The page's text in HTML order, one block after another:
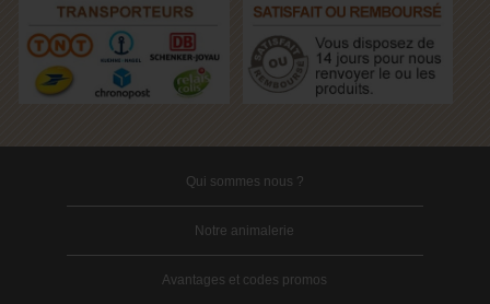
Qui sommes nous ?
Notre animalerie
Avantages et codes promos